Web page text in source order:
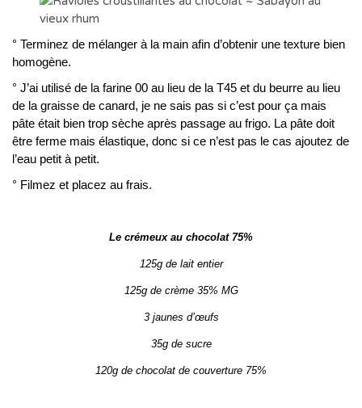
° Terminez de mélanger à la main afin d’obtenir une texture bien
homogène.
° J’ai utilisé de la farine 00 au lieu de la T45 et du beurre au lieu
de la graisse de canard, je ne sais pas si c’est pour ça mais
pâte était bien trop sèche après passage au frigo. La pâte doit
être ferme mais élastique, donc si ce n’est pas le cas ajoutez de
l’eau petit à petit.
° Filmez et placez au frais.
Le crémeux au chocolat 75%
125g de lait entier
125g de crème 35% MG
3 jaunes d’œufs
35g de sucre
120g de chocolat de couverture 75%